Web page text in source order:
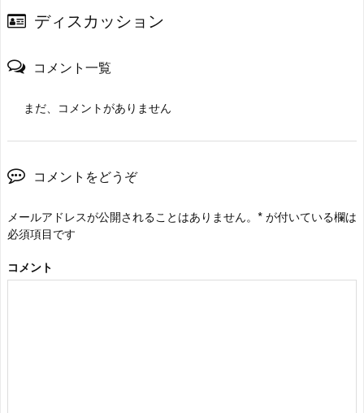
ディスカッション
コメント一覧
まだ、コメントがありません
コメントをどうぞ
メールアドレスが公開されることはありません。 * が付いている欄は
必須項目です
コメント